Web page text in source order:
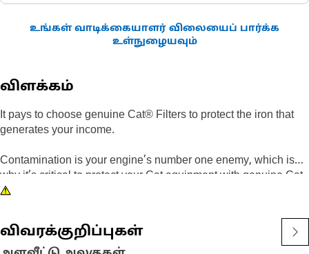
உங்கள் வாடிக்கையாளர் விலையைப் பார்க்க
உள்நுழையவும்
விளக்கம்
It pays to choose genuine Cat® Filters to protect the iron that
generates your income.
Contamination is your engine’s number one enemy, which is
why it’s critical to protect your Cat equipment with genuine Cat
Filter Elements. Cat Standard Efficiency Primary Engine Air
delivering increased engine protection and preventing
equipment downtime.
விவரக்குறிப்புகள்